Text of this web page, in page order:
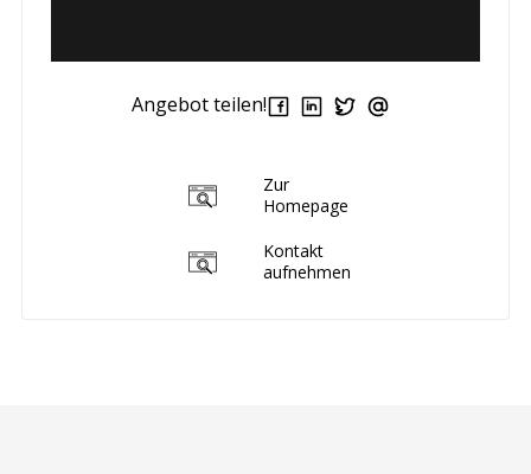
Angebot teilen!
Zur
Homepage
Kontakt
aufnehmen